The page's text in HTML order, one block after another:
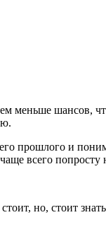
меньше шансов,
прошлого и
всего попросту
но, стоит